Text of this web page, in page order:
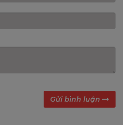
Gửi bình luận